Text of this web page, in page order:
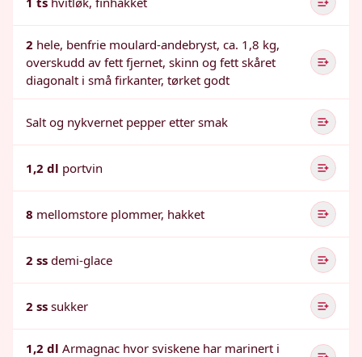
2 hele, benfrie moulard-andebryst, ca. 1,8 kg,
overskudd av fett fjernet, skinn og fett skåret
diagonalt i små firkanter, tørket godt
Salt og nykvernet pepper etter smak
1,2 dl portvin
8 mellomstore plommer, hakket
2 ss demi-glace
2 ss sukker
1,2 dl Armagnac hvor sviskene har marinert i